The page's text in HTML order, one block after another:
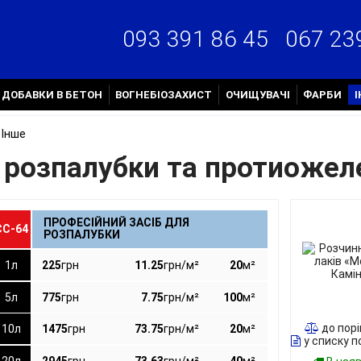
093 391 86 45 067
ДОБАВКИ В БЕТОН ВОГНЕБІОЗАХИСТ ОЧИЩУВАЧІ ФАРБИ
Інше
та
64
ПРОФЕСІЙНИЙ ЗАСІБ ДЛЯ
РОЗПАЛУБКИ
1л 225грн 11.25грн/м² 20м²
5л 775грн 7.75грн/м² 100м²
10л 1475грн 73.75грн/м² 20м²
до
у списку